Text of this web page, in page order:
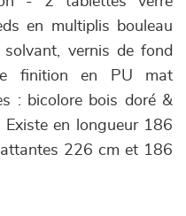
en multiplis bouleau
vernis de fond
finition en PU mat
: bicolore bois doré &
en longueur 186
226 cm et 186